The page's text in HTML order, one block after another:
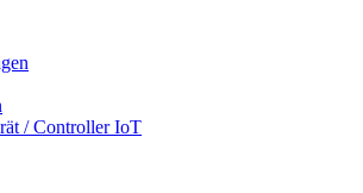
/ Controller IoT